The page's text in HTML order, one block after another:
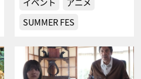
SUMMER FES